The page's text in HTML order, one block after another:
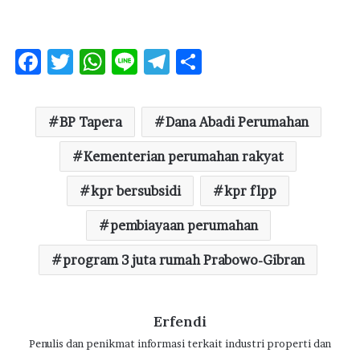
F
e
b
T
it
te
r
W
at
s
A
p
p
Li
e
T
e
g
ra
m
ar
e
BP Tapera Dana Abadi Perumahan
Kementerian perumahan rakyat
kpr bersubsidi kpr flpp
pembiayaan perumahan
program 3 juta rumah Prabowo-Gibran
Erfendi
Penulis dan penikmat informasi terkait industri properti dan